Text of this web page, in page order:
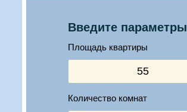
Введите параметры
Площадь квартиры
Количество комнат